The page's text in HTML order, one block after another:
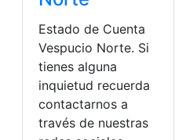
Facturas, Información,Pagos
Estado de Cuenta
Vespucio Norte. Si
tienes alguna
inquietud recuerda
contactarnos a
través de nuestras